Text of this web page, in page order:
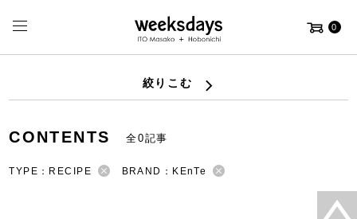
0
絞りこむ
CONTENTS 全0記事
TYPE：RECIPE BRAND：KEnTe